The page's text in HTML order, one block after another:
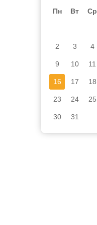
Пн Вт Ср
2 3 4
9 10 11
16 17 18
23 24 25
30 31